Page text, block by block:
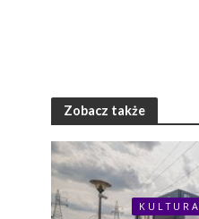
Zobacz także
K U L T U R A